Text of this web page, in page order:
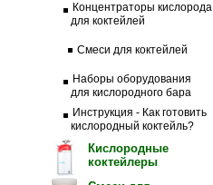
Концентраторы кислорода
для коктейлей
Смеси для коктейлей
Наборы оборудования
для кислородного бара
Инструкция - Как готовить
кислородный коктейль?
Кислородные
коктейлеры